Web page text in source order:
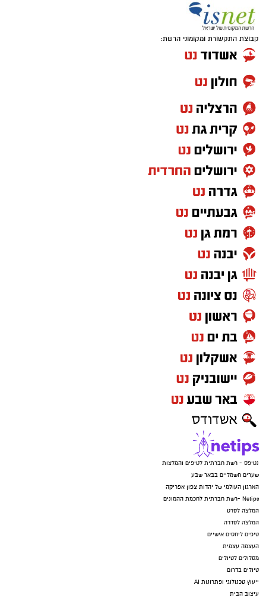
קבוצת התקשורת ומקומוני הרשת:
נטיפס - רשת חברתית לטיפים והמלצות
שערים חשמליים בבאר שבע
הארגון העולמי של יהדות צפון אפריקה
Netips -רשת חברתית לחכמת ההמונים
המלצה לסרט
המלצה לסדרה
טיפים ליחסים אישיים
העצמה עצמית
מסלולים לטיולים
טיולים בדרום
ייעוץ טכנולוגי ופתרונות AI
עיצוב הבית